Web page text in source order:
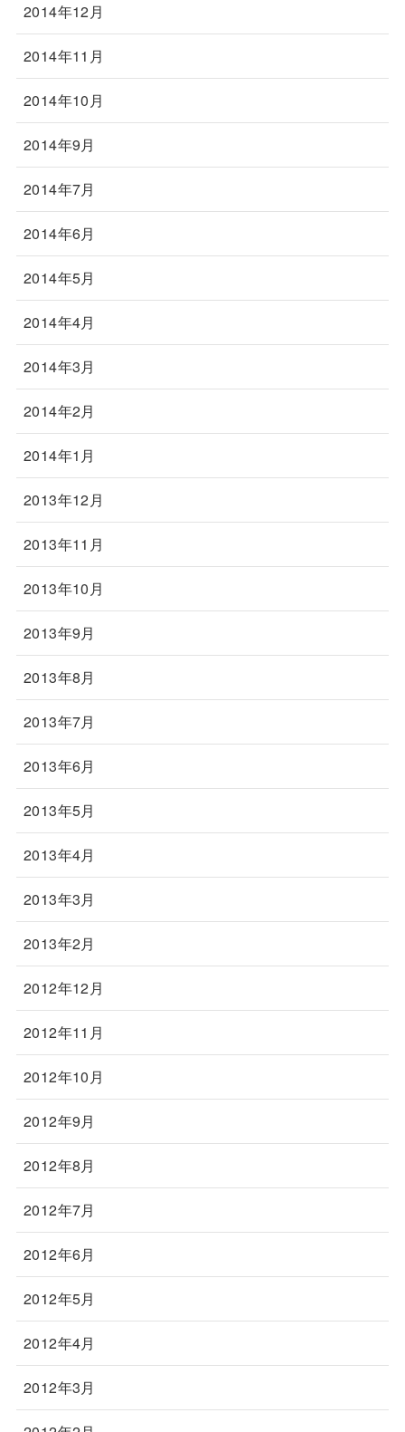
2014年12月
2014年11月
2014年10月
2014年9月
2014年7月
2014年6月
2014年5月
2014年4月
2014年3月
2014年2月
2014年1月
2013年12月
2013年11月
2013年10月
2013年9月
2013年8月
2013年7月
2013年6月
2013年5月
2013年4月
2013年3月
2013年2月
2012年12月
2012年11月
2012年10月
2012年9月
2012年8月
2012年7月
2012年6月
2012年5月
2012年4月
2012年3月